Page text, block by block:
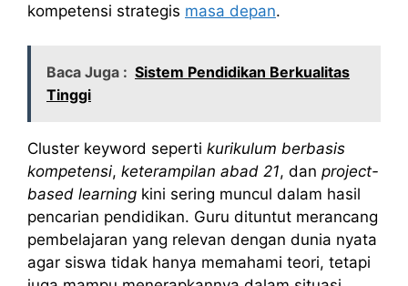
kompetensi strategis masa depan.
Baca Juga : Sistem Pendidikan Berkualitas
Tinggi
Cluster keyword seperti kurikulum berbasis
kompetensi, keterampilan abad 21, dan project-
based learning kini sering muncul dalam hasil
pencarian pendidikan. Guru dituntut merancang
pembelajaran yang relevan dengan dunia nyata
agar siswa tidak hanya memahami teori, tetapi